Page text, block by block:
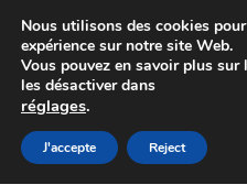
Colissimo
Du lundi au
Aller
à
Aller
au
Nous utilisons des cookies
expérience sur notre site Web.
Vous pouvez en savoir plus
les désactiver dans
réglages.
J'accepte Reject